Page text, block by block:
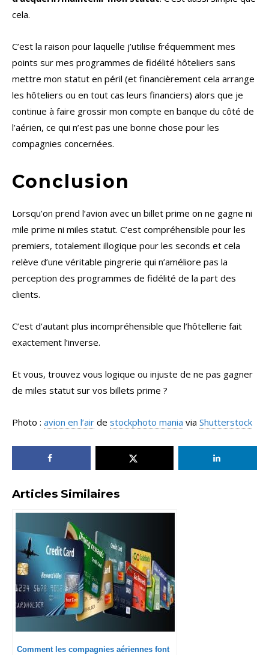
cela.
C’est la raison pour laquelle j’utilise fréquemment mes
points sur mes programmes de fidélité hôteliers sans
mettre mon statut en péril (et financièrement cela arrange
les hôteliers ou en tout cas leurs financiers) alors que je
continue à faire grossir mon compte en banque du côté de
l’aérien, ce qui n’est pas une bonne chose pour les
compagnies concernées.
Conclusion
Lorsqu’on prend l’avion avec un billet prime on ne gagne ni
mile prime ni miles statut. C’est compréhensible pour les
premiers, totalement illogique pour les seconds et cela
relève d’une véritable pingrerie qui n’améliore pas la
perception des programmes de fidélité de la part des
clients.
C’est d’autant plus incompréhensible que l’hôtellerie fait
exactement l’inverse.
Et vous, trouvez vous logique ou injuste de ne pas gagner
de miles statut sur vos billets prime ?
Photo : avion en l’air de stockphoto mania via Shutterstock
Articles Similaires
Comment les compagnies aériennes font